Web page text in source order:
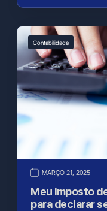
Contabilidade
MARÇO 21, 2025
Meu imposto
para declarar